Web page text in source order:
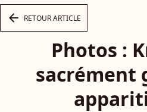
arrow_left RETOUR ARTICLE
Photos :
sacrément